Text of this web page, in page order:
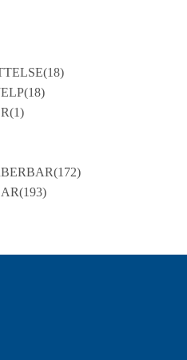
(18)
(18)
(1)
(172)
(193)